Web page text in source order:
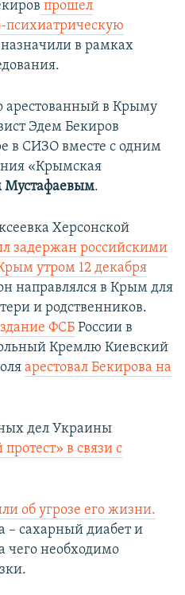
прошел
психиатрическую
в рамках
арестованный в Крыму
Эдем Бекиров
в СИЗО вместе с одним
«Крымская
Мустафаевым.
Херсонской
задержан российскими
утром 12 декабря
направлялся в Крым для
и родственников.
ФСБ России в
Кремлю Киевский
арестовал Бекирова на
дел Украины
в связи с
об угрозе его жизни.
– сахарный диабет и
чего необходимо